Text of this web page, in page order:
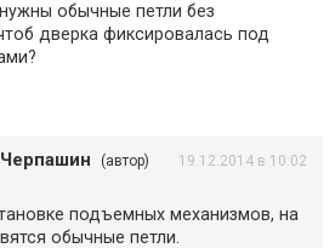
обычные петли без
дверка фиксировалась под
(автор) 19.12.2014 в 10:02
подъемных механизмов, на
обычные петли.